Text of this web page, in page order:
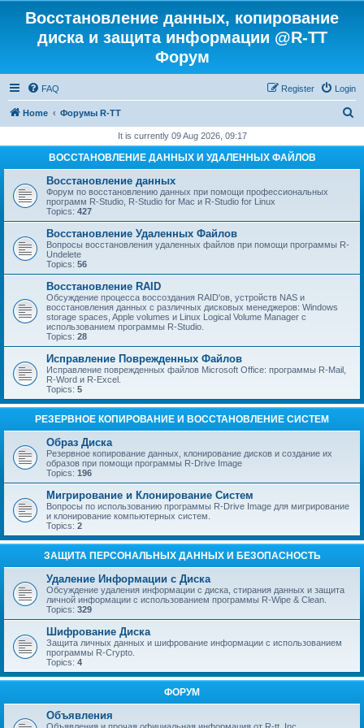
Восстановление данных, копирование
диска и защита информации @R-TT
Форум
FAQ Login
Register
Home Форумы R-TT
r
It is currently 09 Aug 2026, 09:17
ВОССТАНОВЛЕНИЕ ДАННЫХ И УДАЛЕННЫХ ФАЙЛОВ
Восстановление данных
Форум по восстановлению данных при помощи профессиональных
программ R-Studio, R-Studio for Mac и R-Studio for Linux
Topics: 427
Восстановление Удаленных Файлов
Вопросы восстановления удаленных файлов при помощи программы R-
Undelete
Topics: 56
Восстановление RAID
Обсуждение процесса воссоздания RAID'ов, устройств NAS и
восстановления данных с различных дисковых менеджеров: Windows
storage spaces, Apple volumes и Linux Logical Volume Manager с
использованием программы R-Studio.
Topics: 28
Исправление Поврежденных Файлов
Исправление поврежденных файлов Microsoft Office: программы R-Mail,
R-Word и R-Excel.
Topics: 5
РЕЗЕРВНОЕ КОПИРОВАНИЕ И ВОССТАНОВЛЕНИЕ СИСТЕМ
Образ Диска
Резервное копирование данных, клонирование дисков и создание их
образов при помощи программы R-Drive Image
Topics: 196
Мигрирование и Клонирование Систем
Вопросы по использованию программы R-Drive Image для мигрирование
и клонирование компьютерных систем.
Topics: 2
ЗАЩИТА ПЕРСОНАЛЬНЫХ ДАННЫХ И БЕЗОПАСНОСТЬ
Удаление Информации с Диска
Обсуждение удаления информации с диска, стирания данных и защита
личной информации с использованием программы R-Wipe & Clean.
Topics: 329
Шифрование Диска
Защита личных данных и шифрование информации с использованием
программы R-Crypto.
Topics: 4
ФОРУМ
Объявления